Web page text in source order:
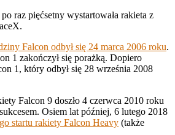
raz pięćsetny wystartowała rakieta z
Falcon odbył się 24 marca 2006 roku.
1 zakończył się porażką. Dopiero
1, który odbył się 28 września 2008
Falcon 9 doszło 4 czerwca 2010 roku
Osiem lat później, 6 lutego 2018
startu rakiety Falcon Heavy (także